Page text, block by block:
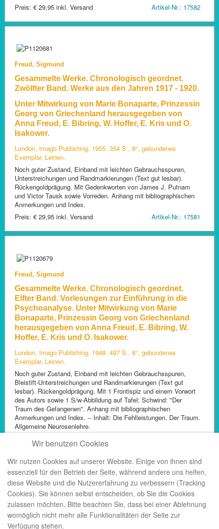
Preis: € 29,95 inkl. Versand
Artikel-Nr.: 17582
Freud, Sigmund
Gesammelte Werke. Chronologisch geordnet.
Zwölfter Band. Werke aus den Jahren 1917 - 1920.
Unter Mitwirkung von Marie Bonaparte, Prinzessin
Georg von Griechenland herausgegeben von
Anna Freud, E. Bibring, W. Hoffer, E. Kris und O.
Isakower.
London, Imago Publishing, 1955. 354 S., 8°, gebundenes
Exemplar, Leinen.
Noch guter Zustand, Einband mit leichten Gebrauchsspuren,
Unterstreichungen und Randmarkierungen (Text gut lesbar).
Rückengoldprägung. Mit Gedenkworten von James J. Putnam
und Victor Tausk sowie Vorreden. Anhang mit bibliographischen
Anmerkungen und Index.
Preis: € 29,95 inkl. Versand
Artikel-Nr.: 17581
Freud, Sigmund
Gesammelte Werke. Chronologisch geordnet.
Elfter Band. Vorlesungen zur Einführung in die
Psychoanalyse. Unter Mitwirkung von Marie
Bonaparte, Prinzessin Georg von Griechenland
herausgegeben von Anna Freud, E. Bibring, W.
Hoffer, E. Kris und O. Isakower.
London, Imago Publishing, 1948. 497 S., 8°, gebundenes
Exemplar, Leinen.
Noch guter Zustand, Einband mit leichten Gebrauchsspuren,
Bleistift-Unterstreichungen und Randmarkierungen (Text gut
lesbar). Rückengoldprägung. Mit 1 Frontispiz und einem Vorwort
des Autors sowie 1 S/w-Abbildung auf Tafel: Schwind: "Der
Traum des Gefangenen". Anhang mit bibliographischen
Anmerkungen und Index. -- Inhalt: Die Fehlleistungen. Der Traum.
Allgemeine Neurosenlehre.
1 2 3 4 ... 6 7 8 9 10
Wir benutzen Cookies
Wir nutzen Cookies auf unserer Website. Einige von ihnen sind
essenziell für den Betrieb der Seite, während andere uns helfen,
diese Website und die Nutzererfahrung zu verbessern (Tracking
Cookies). Sie können selbst entscheiden, ob Sie die Cookies
zulassen möchten. Bitte beachten Sie, dass bei einer Ablehnung
womöglich nicht mehr alle Funktionalitäten der Seite zur
Verfügung stehen.